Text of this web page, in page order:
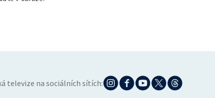
televize na sociálních sítích: